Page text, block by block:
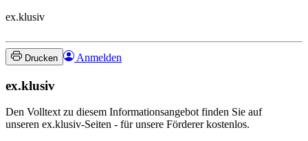
ex.klusiv
Drucken Anmelden
ex.klusiv
Den Volltext zu diesem Informationsangebot finden Sie auf
unseren ex.klusiv-Seiten - für unsere Förderer kostenlos.